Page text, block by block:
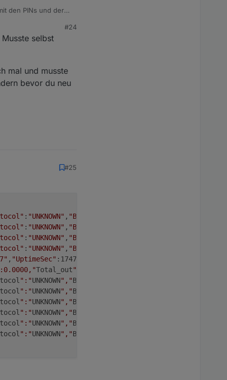
den PINs und deren
#24
selbst
mal und musste
bevor du neu
#25
: "UNKNOWN" , "Bits"
: "UNKNOWN" , "Bits"
: "UNKNOWN" , "Bits"
: "UNKNOWN" , "Bits"
, "UptimeSec" :1747,
Total_out":0.0000,"
":"UNKNOWN","Bits
":"UNKNOWN","Bits
":"UNKNOWN","Bits
":"UNKNOWN","Bits
":"UNKNOWN","Bits
":"UNKNOWN","Bits